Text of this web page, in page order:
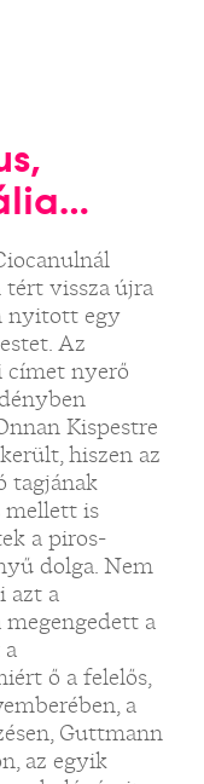
vissza újra
nyitott egy
Az
címet nyerő
Kispestre
hiszen az
tagjának
mellett is
a piros-
dolga. Nem
azt a
a
ő a felelős,
a
Guttmann
az egyik